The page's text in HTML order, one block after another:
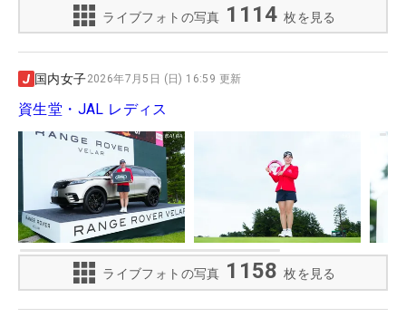
ライブフォトの写真 1114 枚を見る
国内女子2026年7月5日 (日) 16:59 更新
資生堂・JAL レディス
ライブフォトの写真 1158 枚を見る